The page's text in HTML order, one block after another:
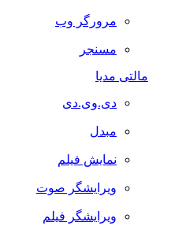
مرورگر وب
مسنجر
مالتی مدیا
دی.وی.دی
مبدل
نمایش فیلم
ویرایشگر صوت
ویرایشگر فیلم